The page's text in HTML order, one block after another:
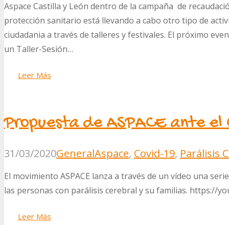
Aspace Castilla y León dentro de la campaña de
protección sanitario está llevando a cabo otro tipo de
ciudadania a través de talleres y festivales. El próximo
un Taller-Sesión…
Leer Más
Propuesta de ASPACE ante el
31/03/2020GeneralAspace, Covid-19, Parálisis
El movimiento ASPACE lanza a través de un vídeo una
las personas con parálisis cerebral y su familias. https://
Leer Más